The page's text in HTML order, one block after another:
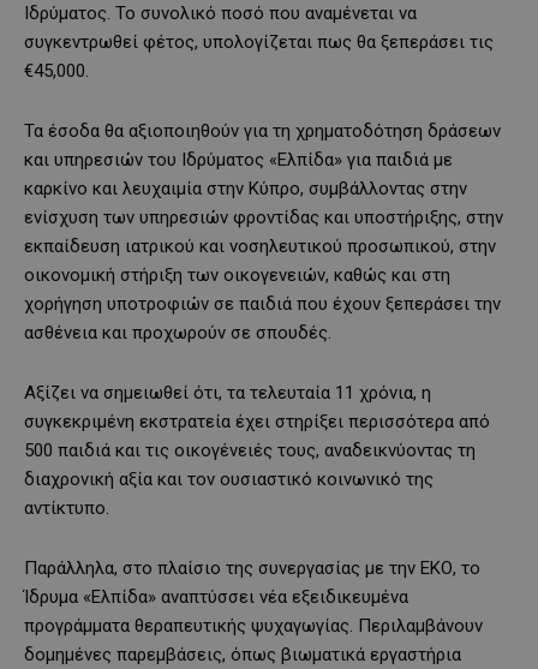
Ιδρύματος. Το συνολικό ποσό που αναμένεται να
συγκεντρωθεί φέτος, υπολογίζεται πως θα ξεπεράσει τις
€45,000.
Τα έσοδα θα αξιοποιηθούν για τη χρηματοδότηση δράσεων
και υπηρεσιών του Ιδρύματος «Ελπίδα» για παιδιά με
καρκίνο και λευχαιμία στην Κύπρο, συμβάλλοντας στην
ενίσχυση των υπηρεσιών φροντίδας και υποστήριξης, στην
εκπαίδευση ιατρικού και νοσηλευτικού προσωπικού, στην
οικονομική στήριξη των οικογενειών, καθώς και στη
χορήγηση υποτροφιών σε παιδιά που έχουν ξεπεράσει την
ασθένεια και προχωρούν σε σπουδές.
Αξίζει να σημειωθεί ότι, τα τελευταία 11 χρόνια, η
συγκεκριμένη εκστρατεία έχει στηρίξει περισσότερα από
500 παιδιά και τις οικογένειές τους, αναδεικνύοντας τη
διαχρονική αξία και τον ουσιαστικό κοινωνικό της
αντίκτυπο.
Παράλληλα, στο πλαίσιο της συνεργασίας με την ΕΚΟ, το
Ίδρυμα «Ελπίδα» αναπτύσσει νέα εξειδικευμένα
προγράμματα θεραπευτικής ψυχαγωγίας. Περιλαμβάνουν
δομημένες παρεμβάσεις, όπως βιωματικά εργαστήρια